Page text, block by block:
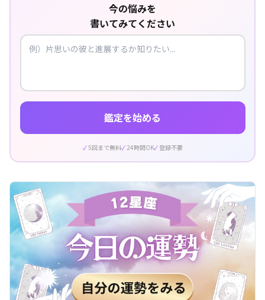
今の悩みを
書いてみてください
鑑定を始める
5回まで無料 24時間OK 登録不要